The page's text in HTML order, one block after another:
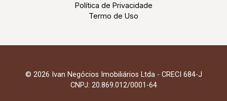
Política de Privacidade
Termo de Uso
© 2026 Ivan Negócios Imobiliários Ltda - CRECI 684-J
CNPJ: 20.869.012/0001-64